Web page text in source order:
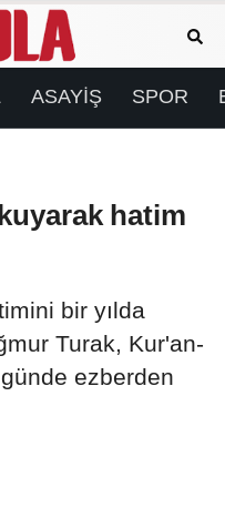
ASAYİŞ SPOR
hatim
bir yılda
Turak, Kur'an-
ezberden